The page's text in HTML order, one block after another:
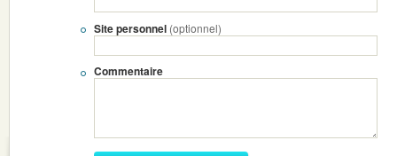
Site personnel (optionnel)
Commentaire